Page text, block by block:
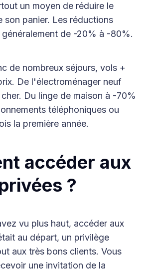
un moyen de réduire le
son panier. Les réductions
de -20% à -80%.
de nombreux séjours, vols +
De l'électroménager neuf
Du linge de maison à -70%
téléphoniques ou
la première année.
accéder aux
?
vu plus haut, accéder aux
au départ, un privilège
aux très bons clients. Vous
une invitation de la